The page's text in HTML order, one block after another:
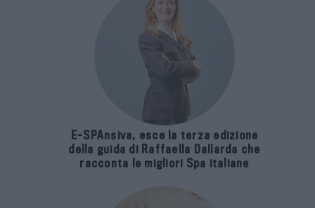
E-SPAnsiva, esce la terza edizione
della guida di Raffaella Dallarda che